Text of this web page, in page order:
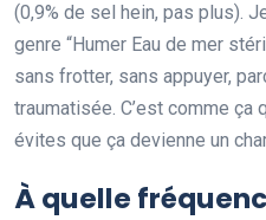
(0,9% de sel hein, pas plus).
genre “Humer Eau de mer
sans frotter, sans appuyer,
traumatisée. C’est comme
évites que ça devienne un
À quelle